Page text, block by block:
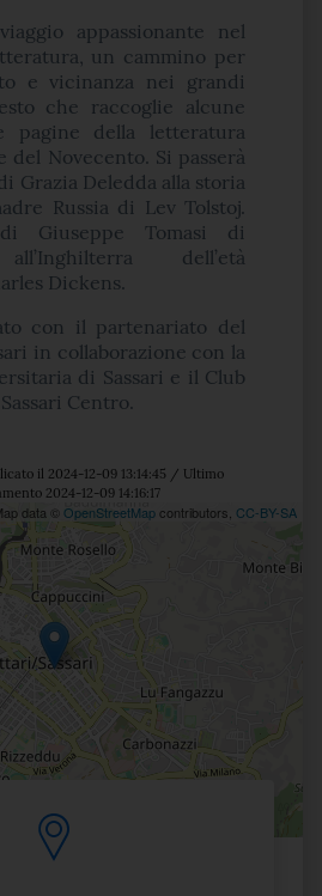
appassionante nel
un cammino per
e vicinanza nei grandi
che raccoglie alcune
pagine della letteratura
del Novecento. Si passerà
Grazia Deledda alla storia
Russia di Lev Tolstoj.
Giuseppe Tomasi di
dell’età
Dickens.
con il partenariato del
in collaborazione con la
di Sassari e il Club
Centro.
il 2024-12-09 13:14:45 / Ultimo
2024-12-09 14:16:17
data © OpenStreetMapcontributors, CC-BY-SA